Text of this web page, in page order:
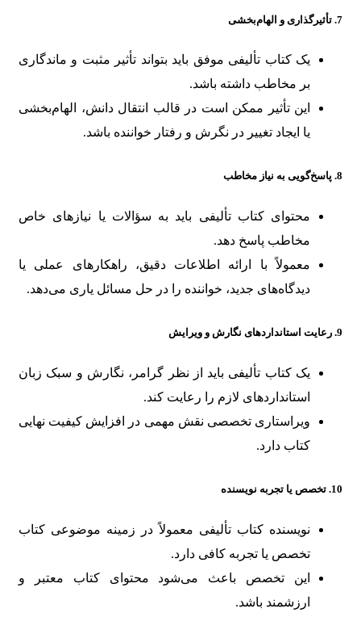
7. تأثیرگذاری و الهام‌بخشی
یک کتاب تألیفی موفق باید بتواند تأثیر مثبت و ماندگاری
بر مخاطب داشته باشد.
این تأثیر ممکن است در قالب انتقال دانش، الهام‌بخشی
یا ایجاد تغییر در نگرش و رفتار خواننده باشد.
8. پاسخ‌گویی به نیاز مخاطب
محتوای کتاب تألیفی باید به سؤالات یا نیازهای خاص
مخاطب پاسخ دهد.
معمولاً با ارائه اطلاعات دقیق، راهکارهای عملی یا
دیدگاه‌های جدید، خواننده را در حل مسائل یاری می‌دهد.
9. رعایت استانداردهای نگارش و ویرایش
یک کتاب تألیفی باید از نظر گرامر، نگارش و سبک زبان
استانداردهای لازم را رعایت کند.
ویراستاری تخصصی نقش مهمی در افزایش کیفیت نهایی
کتاب دارد.
10. تخصص یا تجربه نویسنده
نویسنده کتاب تألیفی معمولاً در زمینه موضوعی کتاب
تخصص یا تجربه کافی دارد.
این تخصص باعث می‌شود محتوای کتاب معتبر و
ارزشمند باشد.